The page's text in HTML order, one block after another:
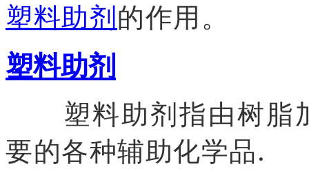
塑料助剂的作用。
塑料助剂
塑料助剂指由树脂
要的各种辅助化学品.